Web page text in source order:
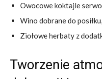
Owocowe koktajle
Wino dobrane do
Ziołowe herbaty z
Tworzenie